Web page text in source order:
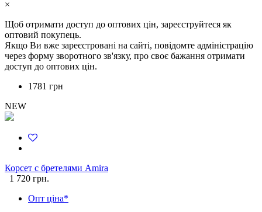
×
Щоб отримати доступ до оптових цін, зареєструйтеся як
оптовий покупець.
Якщо Ви вже зареєстровані на сайті, повідомте адміністрацію
через форму зворотного зв'язку, про своє бажання отримати
доступ до оптових цін.
1781 грн
NEW
Корсет с бретелями Amira
1 720 грн.
Опт ціна*